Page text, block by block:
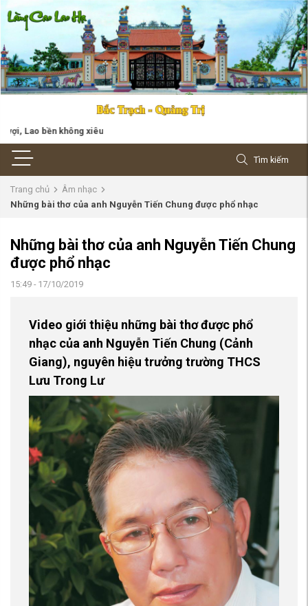
bền không xiêu
Tìm kiếm
Trang chủ
Âm nhạc
Những bài thơ của anh Nguyễn Tiến Chung được phổ nhạc
Những bài thơ của anh Nguyễn Tiến Chung
được phổ nhạc
15:49 - 17/10/2019
Video giới thiệu những bài thơ được phổ
nhạc của anh Nguyễn Tiến Chung (Cảnh
Giang), nguyên hiệu trưởng trường THCS
Lưu Trong Lư